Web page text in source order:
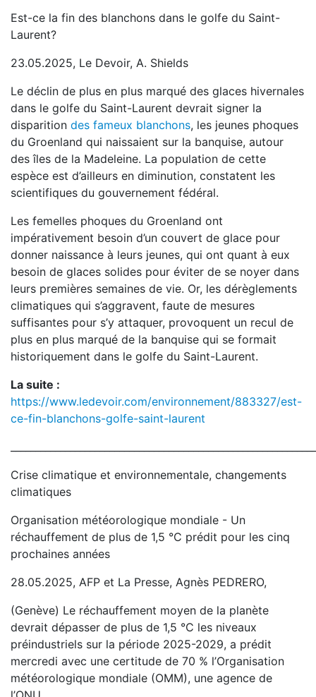
Est-ce la fin des blanchons dans le golfe du Saint-
Laurent?
23.05.2025, Le Devoir, A. Shields
Le déclin de plus en plus marqué des glaces hivernales
dans le golfe du Saint-Laurent devrait signer la
disparition des fameux blanchons, les jeunes phoques
du Groenland qui naissaient sur la banquise, autour
des îles de la Madeleine. La population de cette
espèce est d’ailleurs en diminution, constatent les
scientifiques du gouvernement fédéral.
Les femelles phoques du Groenland ont
impérativement besoin d’un couvert de glace pour
donner naissance à leurs jeunes, qui ont quant à eux
besoin de glaces solides pour éviter de se noyer dans
leurs premières semaines de vie. Or, les dérèglements
climatiques qui s’aggravent, faute de mesures
suffisantes pour s’y attaquer, provoquent un recul de
plus en plus marqué de la banquise qui se formait
historiquement dans le golfe du Saint-Laurent.
La suite :
https://www.ledevoir.com/environnement/883327/est-
ce-fin-blanchons-golfe-saint-laurent
Crise climatique et environnementale, changements
climatiques
Organisation météorologique mondiale - Un
réchauffement de plus de 1,5 °C prédit pour les cinq
prochaines années
28.05.2025, AFP et La Presse, Agnès PEDRERO,
(Genève) Le réchauffement moyen de la planète
devrait dépasser de plus de 1,5 °C les niveaux
préindustriels sur la période 2025-2029, a prédit
mercredi avec une certitude de 70 % l’Organisation
météorologique mondiale (OMM), une agence de